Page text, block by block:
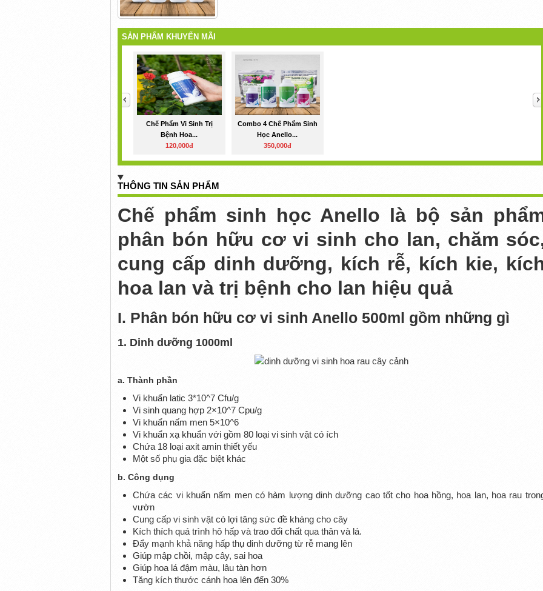
SẢN PHẨM KHUYẾN MÃI
Chế Phẩm Vi Sinh Trị
Bệnh Hoa...
120,000đ
Combo 4 Chế Phẩm Sinh
Học Anello...
350,000đ
THÔNG TIN SẢN PHẨM
Chế phẩm sinh học Anello là bộ sản
phân bón hữu cơ vi sinh cho lan, chăm
cung cấp dinh dưỡng, kích rễ, kích kie,
hoa lan và trị bệnh cho lan hiệu quả
I. Phân bón hữu cơ vi sinh Anello 500ml gồm những gì
1. Dinh dưỡng 1000ml
a. Thành phần
Vi khuẩn latic 3*10^7 Cfu/g
Vi sinh quang hợp 2×10^7 Cpu/g
Vi khuẩn nấm men 5×10^6
Vi khuẩn xạ khuẩn với gồm 80 loại vi sinh vật có ích
Chứa 18 loại axit amin thiết yếu
Một số phụ gia đặc biệt khác
b. Công dụng
Chứa các vi khuẩn nấm men có hàm lượng dinh dưỡng cao tốt cho hoa hồng, hoa lan, hoa rau
vườn
Cung cấp vi sinh vật có lợi tăng sức đề kháng cho cây
Kích thích quá trình hô hấp và trao đổi chất qua thân và lá.
Đẩy mạnh khả năng hấp thụ dinh dưỡng từ rễ mang lên
Giúp mập chồi, mập cây, sai hoa
Giúp hoa lá đậm màu, lâu tàn hơn
Tăng kích thước cánh hoa lên đến 30%